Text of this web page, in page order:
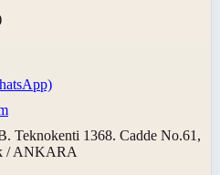
Teknokenti 1368. Cadde No.61,
/ ANKARA